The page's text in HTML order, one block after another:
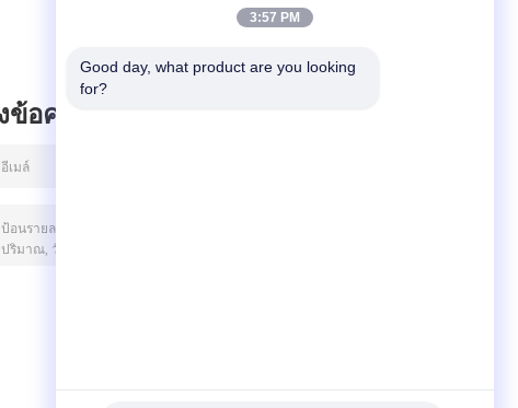
ข้อความไว้
3:57 PM
Good day, what product are you looking
for?